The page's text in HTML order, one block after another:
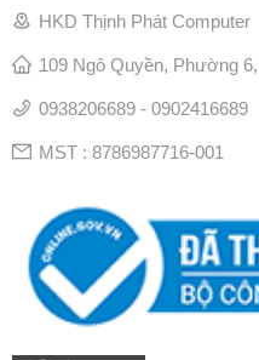
HKD Thịnh Phát Computer
109 Ngô Quyền, Phường
0938206689 - 0902416689
MST : 8786987716-001